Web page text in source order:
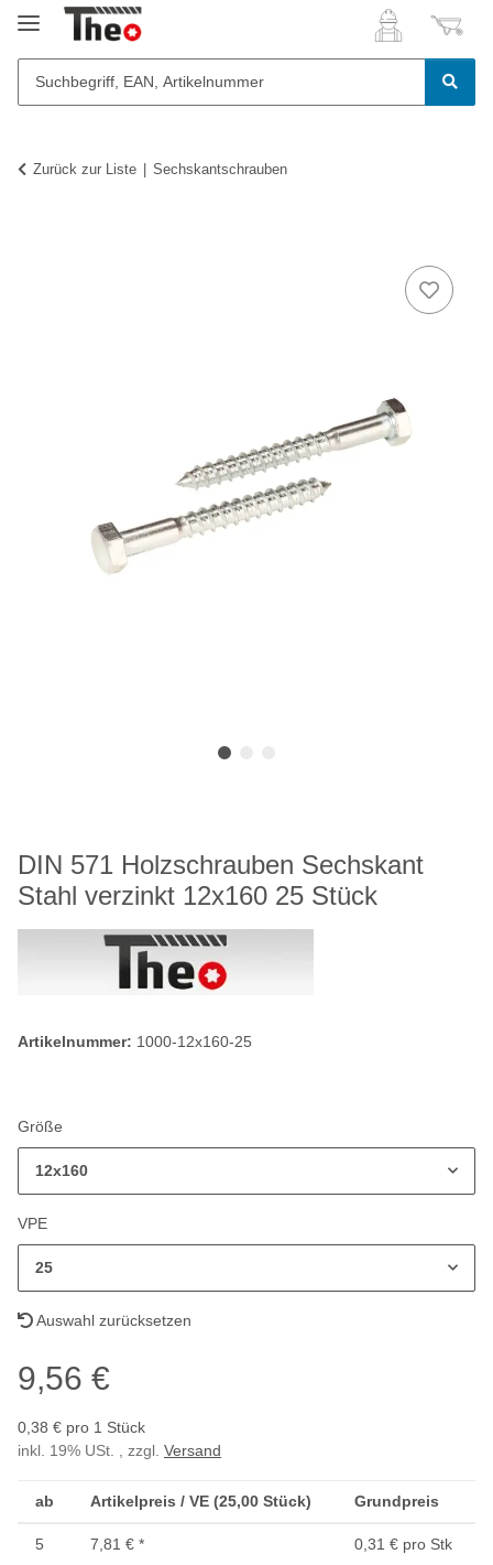
Zurück zur Liste Sechskantschrauben
DIN 571 Holzschrauben Sechskant
Stahl verzinkt 12x160 25 Stück
Artikelnummer: 1000-12x160-25
Größe
12x160
VPE
25
Auswahl zurücksetzen
9,56 €
0,38 € pro 1 Stück
inkl. 19% USt. , zzgl. Versand
ab Artikelpreis / VE (25,00 Stück) Grundpreis
5 7,81 € * 0,31 € pro Stk